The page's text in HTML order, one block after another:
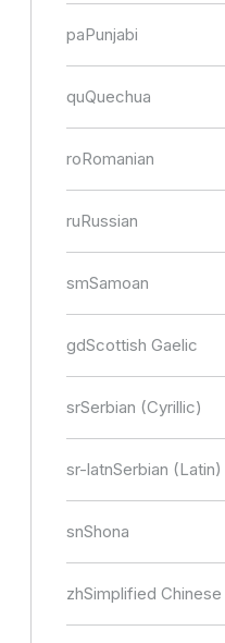
paPunjabi
quQuechua
roRomanian
ruRussian
smSamoan
gdScottish Gaelic
srSerbian (Cyrillic)
sr-latnSerbian (Latin)
snShona
zhSimplified Chinese